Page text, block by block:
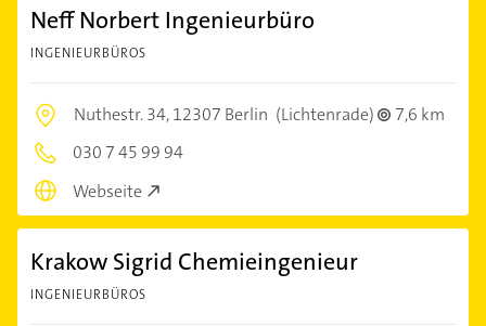
Neff Norbert Ingenieurbüro
INGENIEURBÜROS
Nuthestr. 34,12307 Berlin (Lichtenrade)
7,6 km
030 7 45 99 94
Webseite
Krakow Sigrid Chemieingenieur
INGENIEURBÜROS